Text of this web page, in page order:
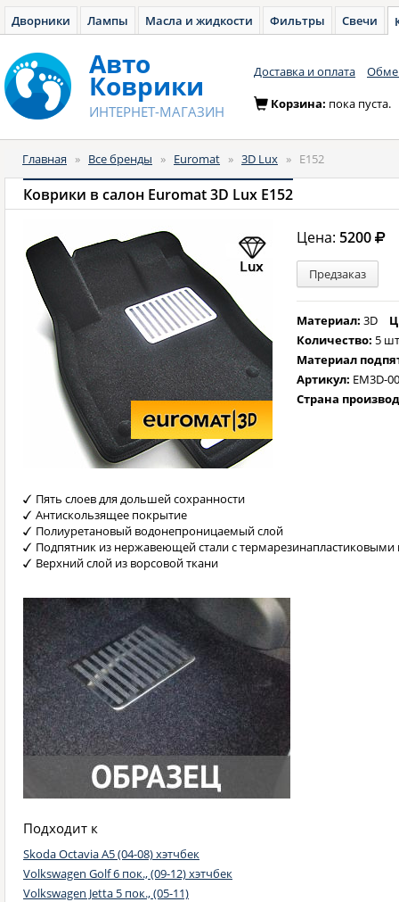
Дворники Лампы Масла и жидкости Фильтры Свечи
Авто
Коврики
ИНТЕРНЕТ-МАГАЗИН
Доставка и оплата
Корзина: пока пуста.
Главная » Все бренды » Euromat » 3D Lux » E152
Коврики в салон Euromat 3D Lux E152
Цена: 5200
Предзаказ
Материал:3D
Количество: 5
Материал
Артикул: EM3D-
Страна
Пять слоев для дольшей сохранности
Антискользящее покрытие
Полиуретановый водонепроницаемый слой
Подпятник из нержавеющей стали с термарезинапластиковыми
Верхний слой из ворсовой ткани
Подходит к
Skoda Octavia A5 (04-08) хэтчбек
Volkswagen Golf 6 пок., (09-12) хэтчбек
Volkswagen Jetta 5 пок., (05-11)